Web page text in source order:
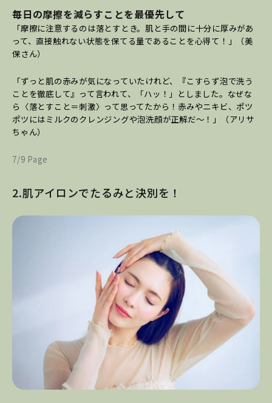
毎日の摩擦を減らすことを最優先して
「摩擦に注意するのは落とすとき。肌と手の間に十分に厚みがあ
って、直接触れない状態を保てる量であることを心得て！」（美
保さん）
「ずっと肌の赤みが気になっていたけれど、『こすらず泡で洗う
ことを徹底して』って言われて、「ハッ！」としました。なぜな
ら〈落とすこと＝刺激〉って思ってたから！赤みやニキビ、ポツ
ポツにはミルクのクレンジングや泡洗顔が正解だ～！」（アリサ
ちゃん）
7/9 Page
2.肌アイロンでたるみと決別を！